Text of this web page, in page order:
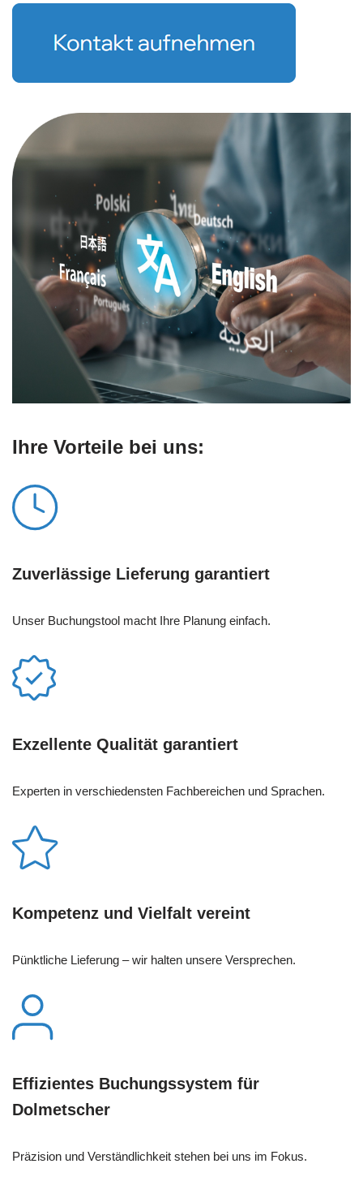
Ihre Vorteile bei uns:
Zuverlässige Lieferung garantiert
Unser Buchungstool macht Ihre Planung einfach.
Exzellente Qualität garantiert
Experten in verschiedensten Fachbereichen und Sprachen.
Kompetenz und Vielfalt vereint
Pünktliche Lieferung – wir halten unsere Versprechen.
Effizientes Buchungssystem für
Dolmetscher
Präzision und Verständlichkeit stehen bei uns im Fokus.